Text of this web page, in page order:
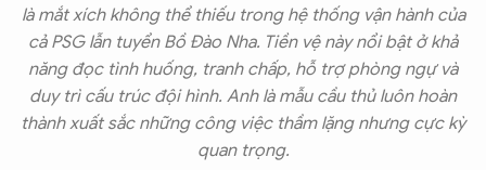
là mắt xích không thể thiếu trong hệ thống vận hành của
cả PSG lẫn tuyển Bồ Đào Nha. Tiền vệ này nổi bật ở khả
năng đọc tình huống, tranh chấp, hỗ trợ phòng ngự và
duy trì cấu trúc đội hình. Anh là mẫu cầu thủ luôn hoàn
thành xuất sắc những công việc thầm lặng nhưng cực kỳ
quan trọng.